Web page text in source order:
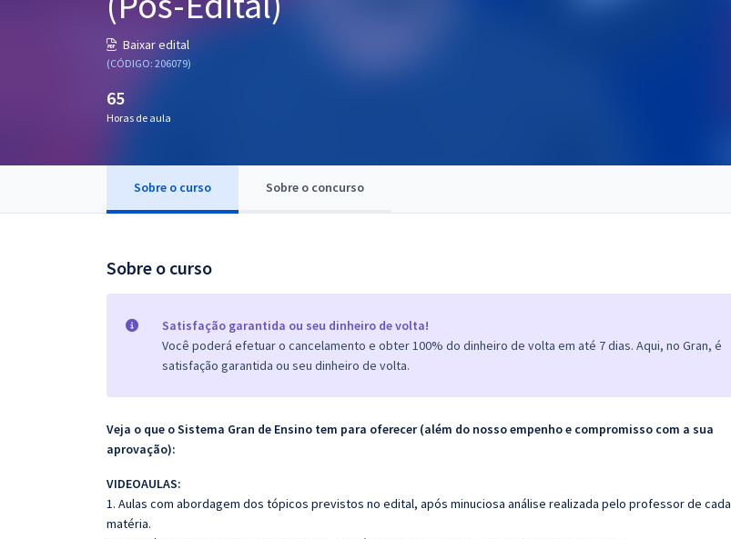
Baixar edital
(CÓDIGO: 206079)
65
Horas de aula
Sobre o curso Sobre o concurso
Sobre o curso
Satisfação garantida ou seu dinheiro de volta!
Você poderá efetuar o cancelamento e obter 100% do dinheiro de volta em até 7 dias. Aqui, no Gran, é
satisfação garantida ou seu dinheiro de volta.
Veja o que o Sistema Gran de Ensino tem para oferecer (além do nosso empenho e compromisso com a sua
aprovação):
VIDEOAULAS:
1. Aulas com abordagem dos tópicos previstos no edital, após minuciosa análise realizada pelo professor de cada
matéria.